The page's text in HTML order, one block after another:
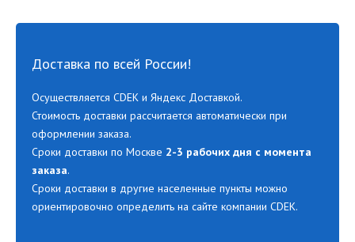
Доставка по всей России!
Осуществляется CDEK и Яндекс Доставкой.
Стоимость доставки рассчитается автоматически при
оформлении заказа.
Сроки доставки по Москве 2-3 рабочих дня с момента
заказа.
Сроки доставки в другие населенные пункты можно
ориентировочно определить на сайте компании CDEK.